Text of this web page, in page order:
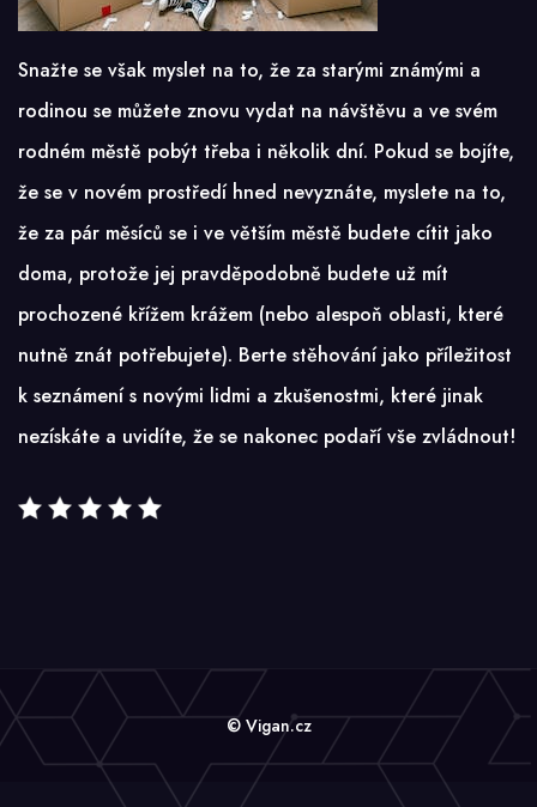
Snažte se však myslet na to, že za starými známými a
rodinou se můžete znovu vydat na návštěvu a ve svém
rodném městě pobýt třeba i několik dní. Pokud se bojíte,
že se v novém prostředí hned nevyznáte, myslete na to,
že za pár měsíců se i ve větším městě budete cítit jako
doma, protože jej pravděpodobně budete už mít
prochozené křížem krážem (nebo alespoň oblasti, které
nutně znát potřebujete). Berte stěhování jako příležitost
k seznámení s novými lidmi a zkušenostmi, které jinak
nezískáte a uvidíte, že se nakonec podaří vše zvládnout!
© Vigan.cz